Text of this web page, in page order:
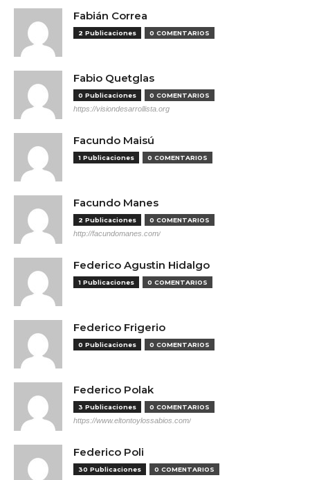
Fabián Correa
2 Publicaciones 0 COMENTARIOS
Fabio Quetglas
0 Publicaciones 0 COMENTARIOS
https://visiondesarrollista.org
Facundo Maisú
1 Publicaciones 0 COMENTARIOS
Facundo Manes
2 Publicaciones 0 COMENTARIOS
http://facundomanes.com/
Federico Agustin Hidalgo
1 Publicaciones 0 COMENTARIOS
Federico Frigerio
0 Publicaciones 0 COMENTARIOS
Federico Polak
3 Publicaciones 0 COMENTARIOS
https://www.eltontoylossabios.com/
Federico Poli
30 Publicaciones 0 COMENTARIOS